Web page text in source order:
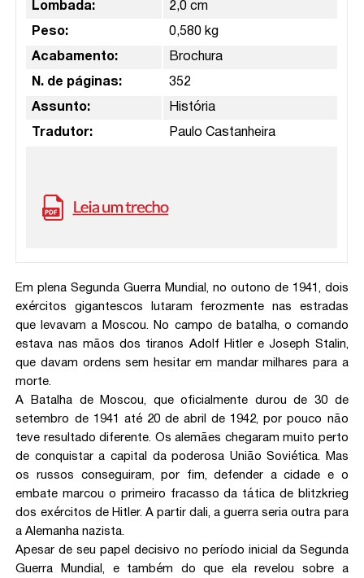
Lombada: 2,0 cm
Peso: 0,580 kg
Acabamento: Brochura
N. de páginas: 352
Assunto: História
Tradutor: Paulo Castanheira
Em plena Segunda Guerra Mundial, no outono de 1941, dois
exércitos gigantescos lutaram ferozmente nas estradas
que levavam a Moscou. No campo de batalha, o comando
estava nas mãos dos tiranos Adolf Hitler e Joseph Stalin,
que davam ordens sem hesitar em mandar milhares para a
morte.
A Batalha de Moscou, que oficialmente durou de 30 de
setembro de 1941 até 20 de abril de 1942, por pouco não
teve resultado diferente. Os alemães chegaram muito perto
de conquistar a capital da poderosa União Soviética. Mas
os russos conseguiram, por fim, defender a cidade e o
embate marcou o primeiro fracasso da tática de blitzkrieg
dos exércitos de Hitler. A partir dali, a guerra seria outra para
a Alemanha nazista.
Apesar de seu papel decisivo no período inicial da Segunda
Guerra Mundial, e também do que ela revelou sobre a